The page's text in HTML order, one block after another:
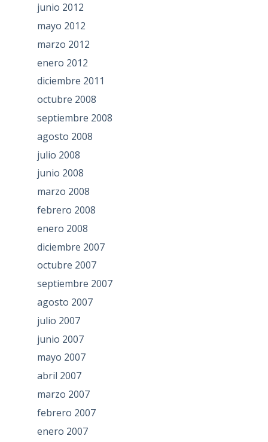
junio 2012
mayo 2012
marzo 2012
enero 2012
diciembre 2011
octubre 2008
septiembre 2008
agosto 2008
julio 2008
junio 2008
marzo 2008
febrero 2008
enero 2008
diciembre 2007
octubre 2007
septiembre 2007
agosto 2007
julio 2007
junio 2007
mayo 2007
abril 2007
marzo 2007
febrero 2007
enero 2007